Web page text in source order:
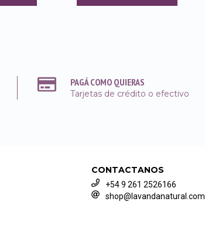
PAGÁ COMO QUIERAS
Tarjetas de crédito o efectivo
CONTACTANOS
+54 9 261 2526166
shop@lavandanatural.com